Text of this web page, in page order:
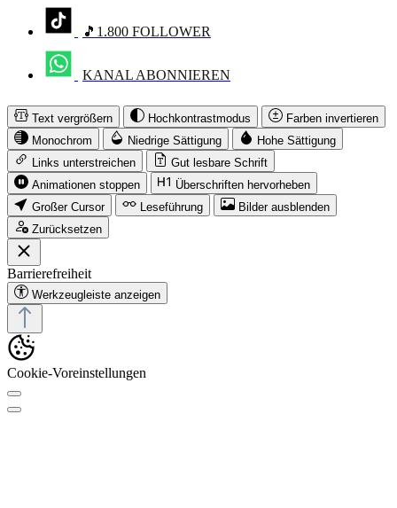
🎵1.800 FOLLOWER
KANAL ABONNIEREN
Text vergrößern Hochkontrastmodus
Farben invertieren
Monochrom
Niedrige Sättigung
Hohe Sättigung
Links unterstreichen
Gut lesbare Schrift
Animationen stoppen
Überschriften hervorheben
Großer Cursor
Leseführung
Bilder ausblenden
Zurücksetzen
Barrierefreiheit
Werkzeugleiste anzeigen
Cookie-Voreinstellungen